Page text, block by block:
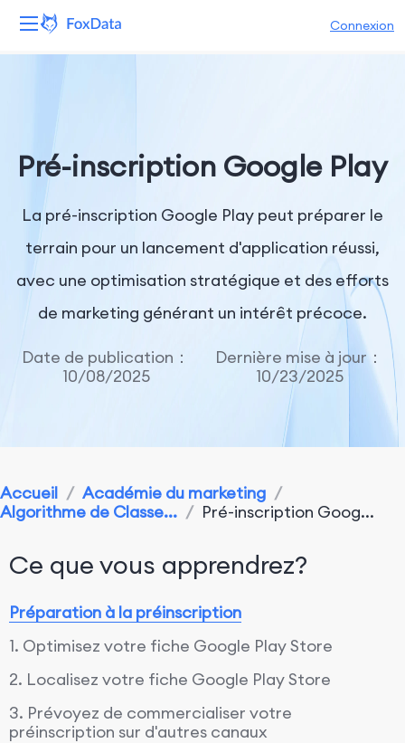
Connexion
Solutions
Ressources
Entreprise
Pré-inscription Google Play
La pré-inscription Google Play peut préparer le
terrain pour un lancement d'application réussi,
avec une optimisation stratégique et des efforts
de marketing générant un intérêt précoce.
Date de publication：
10/08/2025
Dernière mise à jour：
10/23/2025
Accueil / Académie du marketing /
Algorithme de Classe... / Pré-inscription Goog...
Ce que vous apprendrez?
Préparation à la préinscription
1. Optimisez votre fiche Google Play Store
2. Localisez votre fiche Google Play Store
3. Prévoyez de commercialiser votre
préinscription sur d'autres canaux